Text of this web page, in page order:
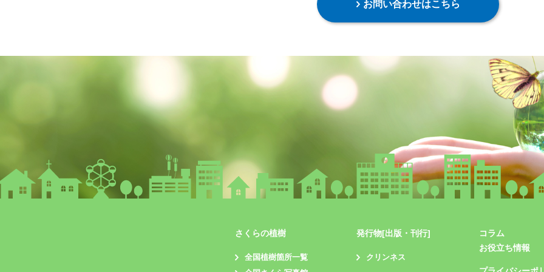
お問い合わせはこちら
さくらの植樹
全国植樹箇所一覧
発行物[出版・刊行]
クリンネス
コラム
お役立ち情報